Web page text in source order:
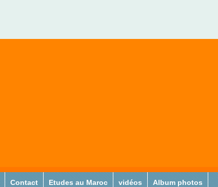
Contact Etudes au Maroc vidéos Album photos